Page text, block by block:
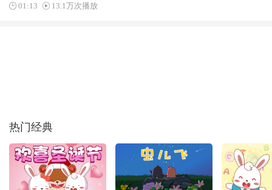
01:13
13.1万次播放
热门经典